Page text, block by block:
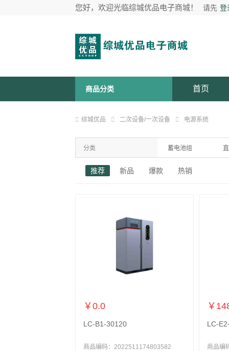
您好，欢迎光临综城优品电子商城！ 请先 登
商品分类 首页
综城优品 二次设备/一次设备 电源系统
分类 蓄电池组
推荐 新品 爆款 热销
￥0.0
LC-B1-30120
商品编码：2022511174803582
￥
LC-
商品编